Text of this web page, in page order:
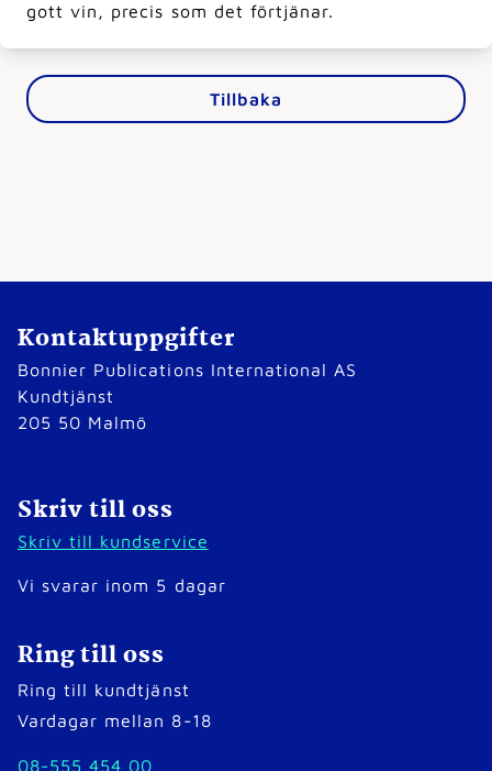
gott vin, precis som det förtjänar.
Tillbaka
Kontaktuppgifter
Bonnier Publications International AS
Kundtjänst
205 50 Malmö
Skriv till oss
Skriv till kundservice
Vi svarar inom 5 dagar
Ring till oss
Ring till kundtjänst
Vardagar mellan 8-18
08-555 454 00